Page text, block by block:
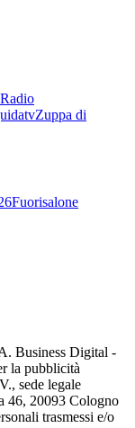
Radio
Zuppa di
Fuorisalone
Business Digital -
la pubblicità
sede legale
46, 20093 Cologno
trasmessi e/o